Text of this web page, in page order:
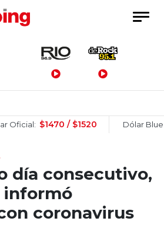
$1470 / $1520 Dólar Blue:
día consecutivo,
informó
coronavirus